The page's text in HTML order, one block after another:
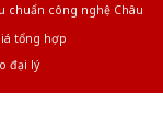
công nghệ Châu
tổng hợp
đại lý